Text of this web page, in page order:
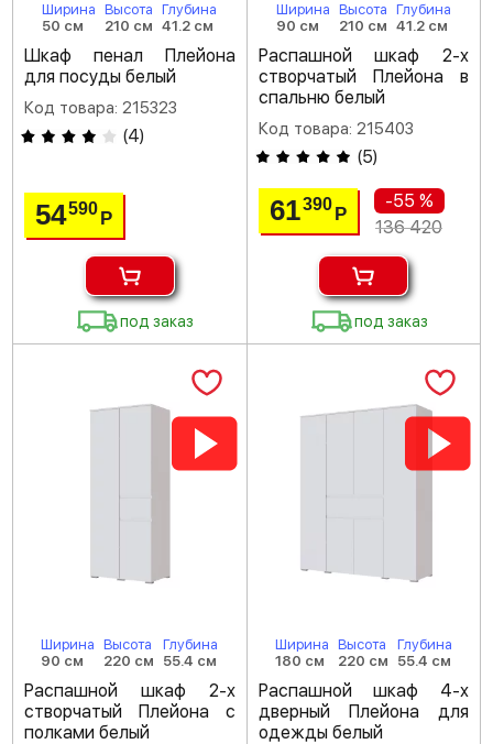
Ширина
50 см
Высота
210 см
Глубина
41.2 см
Шкаф пенал Плейона
для посуды белый
Код товара: 215323
(4)
54590Р
под заказ
Ширина
90 см
Высота
210 см
Глубина
41.2 см
Распашной шкаф 2-х
створчатый Плейона в
спальню белый
Код товара: 215403
(5)
61390 Р
-55 %
136 420
под заказ
Ширина
90 см
Высота
220 см
Глубина
55.4 см
Распашной шкаф 2-х
створчатый Плейона с
полками белый
Ширина
180 см
Высота
220 см
Глубина
55.4 см
Распашной шкаф 4-х
дверный Плейона для
одежды белый